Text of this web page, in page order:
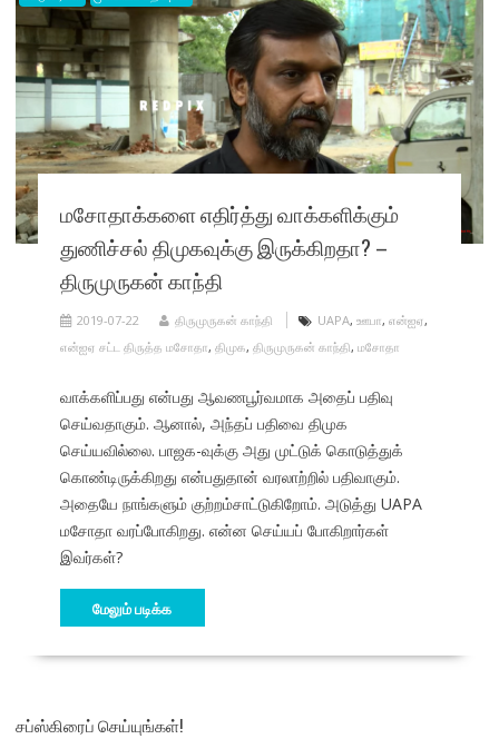
மசோதாக்களை எதிர்த்து வாக்களிக்கும்
துணிச்சல் திமுகவுக்கு இருக்கிறதா? –
திருமுருகன் காந்தி
2019-07-22 திருமுருகன் காந்தி UAPA, ஊபா, என்ஐஏ,
என்ஐஏ சட்ட திருத்த மசோதா, திமுக, திருமுருகன் காந்தி, மசோதா
வாக்களிப்பது என்பது ஆவணபூர்வமாக அதைப் பதிவு
செய்வதாகும். ஆனால், அந்தப் பதிவை திமுக
செய்யவில்லை. பாஜக-வுக்கு அது முட்டுக் கொடுத்துக்
கொண்டிருக்கிறது என்பதுதான் வரலாற்றில் பதிவாகும்.
அதையே நாங்களும் குற்றம்சாட்டுகிறோம். அடுத்து UAPA
மசோதா வரப்போகிறது. என்ன செய்யப் போகிறார்கள்
இவர்கள்?
மேலும் படிக்க
சப்ஸ்கிரைப் செய்யுங்கள்!